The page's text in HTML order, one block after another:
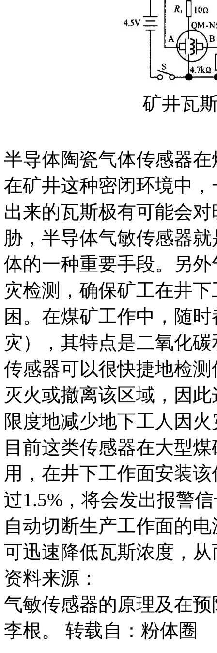
矿井瓦
半导体陶瓷气体传感器
在矿井这种密闭环境中
出来的瓦斯极有可能会
胁，半导体气敏传感器
体的一种重要手段。另
灾检测，确保矿工在井
困。在煤矿工作中，随
灾），其特点是二氧化
传感器可以很快捷地检
灭火或撤离该区域，因
限度地减少地下工人因
目前这类传感器在大型
用，在井下工作面安装
过1.5%，将会发出报警
自动切断生产工作面的
可迅速降低瓦斯浓度，
资料来源：
气敏传感器的原理及在
李根。 转载自：粉体圈